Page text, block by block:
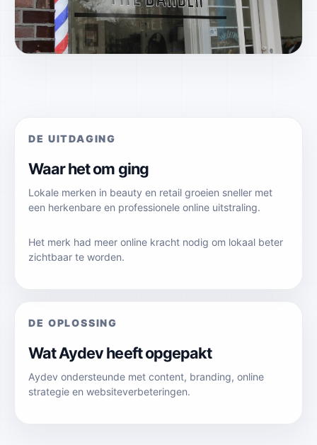
DE UITDAGING
Waar het om ging
Lokale merken in beauty en retail groeien sneller met
een herkenbare en professionele online uitstraling.
Het merk had meer online kracht nodig om lokaal beter
zichtbaar te worden.
DE OPLOSSING
Wat Aydev heeft opgepakt
Aydev ondersteunde met content, branding, online
strategie en websiteverbeteringen.